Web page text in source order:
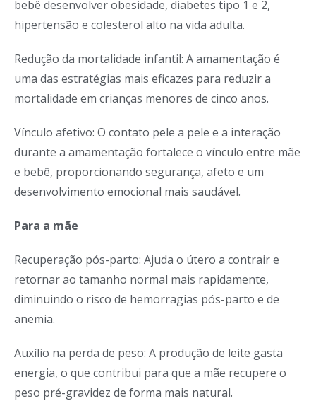
bebê desenvolver obesidade, diabetes tipo 1 e 2,
hipertensão e colesterol alto na vida adulta.
Redução da mortalidade infantil: A amamentação é
uma das estratégias mais eficazes para reduzir a
mortalidade em crianças menores de cinco anos.
Vínculo afetivo: O contato pele a pele e a interação
durante a amamentação fortalece o vínculo entre mãe
e bebê, proporcionando segurança, afeto e um
desenvolvimento emocional mais saudável.
Para a mãe
Recuperação pós-parto: Ajuda o útero a contrair e
retornar ao tamanho normal mais rapidamente,
diminuindo o risco de hemorragias pós-parto e de
anemia.
Auxílio na perda de peso: A produção de leite gasta
energia, o que contribui para que a mãe recupere o
peso pré-gravidez de forma mais natural.